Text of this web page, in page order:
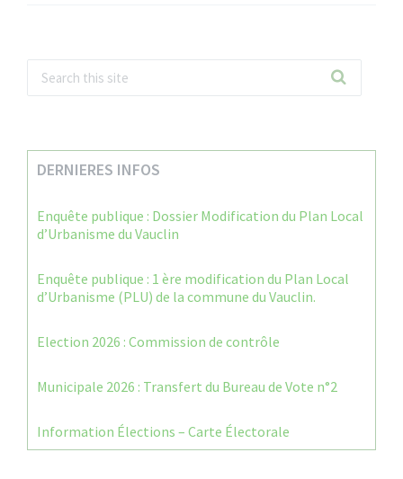
DERNIERES INFOS
Enquête publique : Dossier Modification du Plan Local
d’Urbanisme du Vauclin
Enquête publique : 1 ère modification du Plan Local
d’Urbanisme (PLU) de la commune du Vauclin.
Election 2026 : Commission de contrôle
Municipale 2026 : Transfert du Bureau de Vote n°2
Information Élections – Carte Électorale